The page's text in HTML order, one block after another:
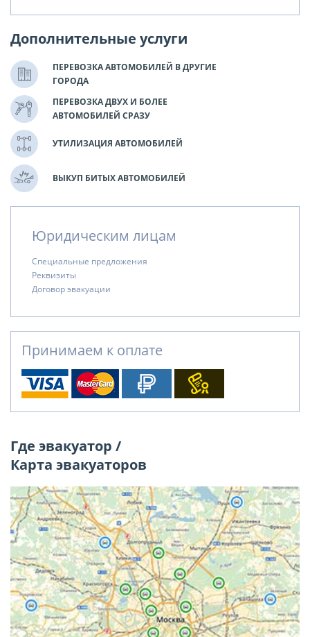
Дополнительные услуги
ПЕРЕВОЗКА АВТОМОБИЛЕЙ В ДРУГИЕ
ГОРОДА
ПЕРЕВОЗКА ДВУХ И БОЛЕЕ
АВТОМОБИЛЕЙ СРАЗУ
УТИЛИЗАЦИЯ АВТОМОБИЛЕЙ
ВЫКУП БИТЫХ АВТОМОБИЛЕЙ
Юридическим лицам
Специальные предложения
Реквизиты
Договор эвакуации
Принимаем к оплате
Где эвакуатор /
Карта эвакуаторов